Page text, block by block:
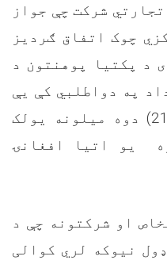
شرکت چې جواز
دی، مرکزي چوک اتفاق ګردیز
د پکتیا پوهنتون د
په دواطلبي کې یې
مجموعي قیمت یی (2153381) دوه میلونه یولک
یو اتیا افغانۍ
او شرکتونه چې د
نیوکه لري کوالی